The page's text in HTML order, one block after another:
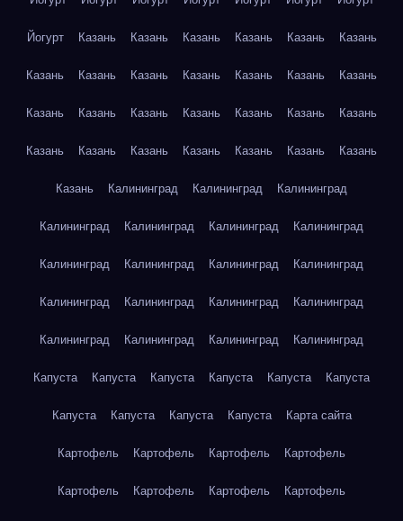
Йогурт Казань Казань Казань Казань Казань Казань
Казань Казань Казань Казань Казань Казань Казань
Казань Казань Казань Казань Казань Казань Казань
Казань Казань Казань Казань Казань Казань Казань
Казань Калининград Калининград Калининград
Калининград Калининград Калининград Калининград
Калининград Калининград Калининград Калининград
Калининград Калининград Калининград Калининград
Калининград Калининград Калининград Калининград
Капуста Капуста Капуста Капуста Капуста Капуста
Капуста Капуста Капуста Капуста Карта сайта
Картофель Картофель Картофель Картофель
Картофель Картофель Картофель Картофель